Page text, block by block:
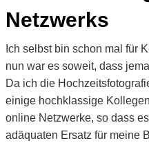
Netzwerks
Ich selbst bin schon mal für
nun war es soweit, dass
Da ich die
einige hochklassige
online Netzwerke, so dass
adäquaten Ersatz für meine